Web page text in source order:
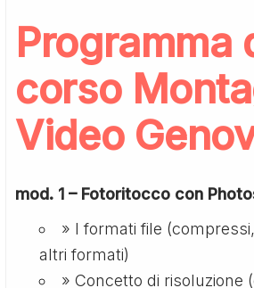
Programma
corso
Video
mod. 1 – Fotoritocco con
» I formati file
altri formati)
» Concetto di risoluzione